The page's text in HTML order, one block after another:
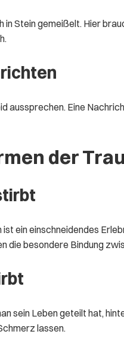
Stein gemeißelt. Hier
aussprechen. Eine
der
ein einschneidendes
die besondere Bindung
sein Leben geteilt hat,
lassen.